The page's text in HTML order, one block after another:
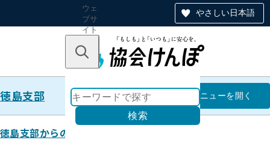
やさしい日本語
ウェ
ブサ
イト
のナ
ン
キーワードで探す
検索
徳島支部 徳島支部
メニューを開く
徳島支部からのお知らせ